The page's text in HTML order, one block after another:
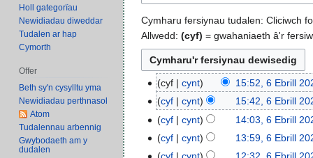
llywio
chwilio
Cymharu fersiynau tudalen: Cliciwch
Allwedd: (cyf) = gwahaniaeth â'r
cyf cynt 15:52, 6 Ebrill
D
i
m
c
cyf cynt 15:42, 6 Ebrill
D
m
cyf cynt 14:03, 6 Ebrill
Dcyf cynt 13:59, 6 Ebrill
D
Holl gategorïau
Newidiadau diweddar
Tudalen ar hap
Cymorth
Offer
Beth sy'n cysylltu yma
Newidiadau perthnasol
Atom
Tudalennau arbennig
Gwybodaeth am y
dudalen